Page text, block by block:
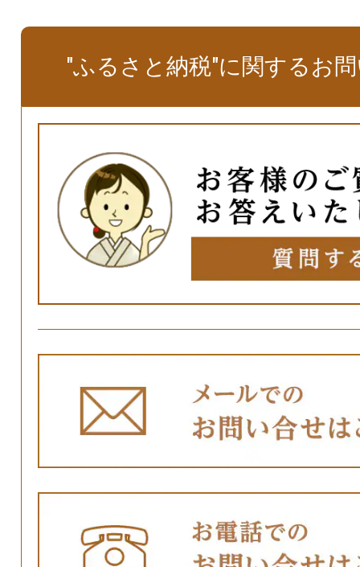
"ふるさと納税"に関するお